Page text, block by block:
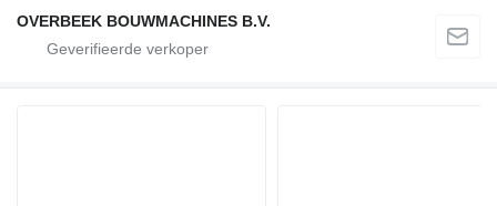
OVERBEEK BOUWMACHINES B.V.